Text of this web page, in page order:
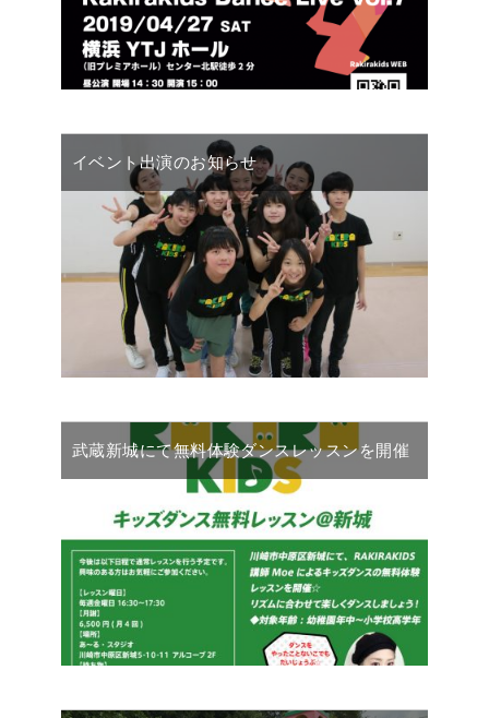
イベント出演のお知らせ
武蔵新城にて無料体験ダンスレッスンを開催